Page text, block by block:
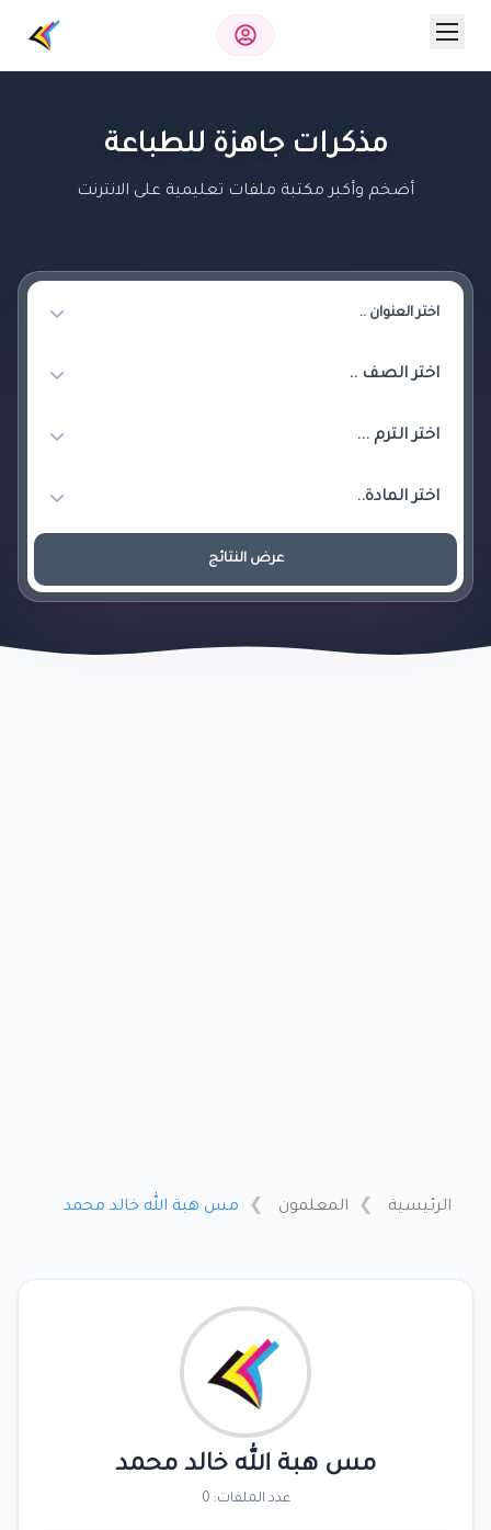
مذكرات جاهزة للطباعة
أضخم وأكبر مكتبة ملفات تعليمية على الانترنت
عرض النتائج
الرئيسية المعلمون مس هبة الله خالد محمد
مس هبة الله خالد محمد
عدد الملفات: 0